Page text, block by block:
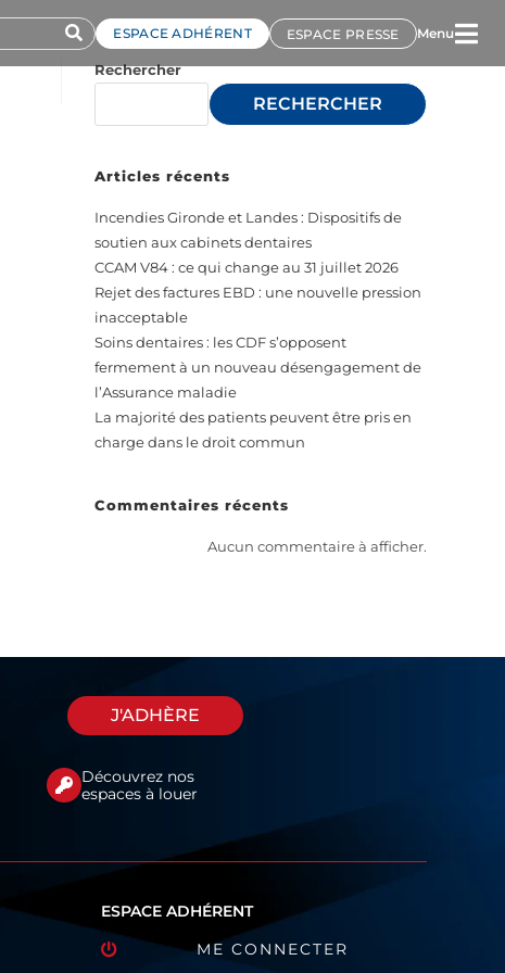
ESPACE ADHÉRENT ESPACE PRESSE Menu
Rechercher
RECHERCHER
Articles récents
Incendies Gironde et Landes : Dispositifs de
soutien aux cabinets dentaires
CCAM V84 : ce qui change au 31 juillet 2026
Rejet des factures EBD : une nouvelle pression
inacceptable
Soins dentaires : les CDF s’opposent
fermement à un nouveau désengagement de
l’Assurance maladie
La majorité des patients peuvent être pris en
charge dans le droit commun
Commentaires récents
Aucun commentaire à afficher.
J'ADHÈRE
Découvrez nos
espaces à louer
ESPACE ADHÉRENT
ME CONNECTER